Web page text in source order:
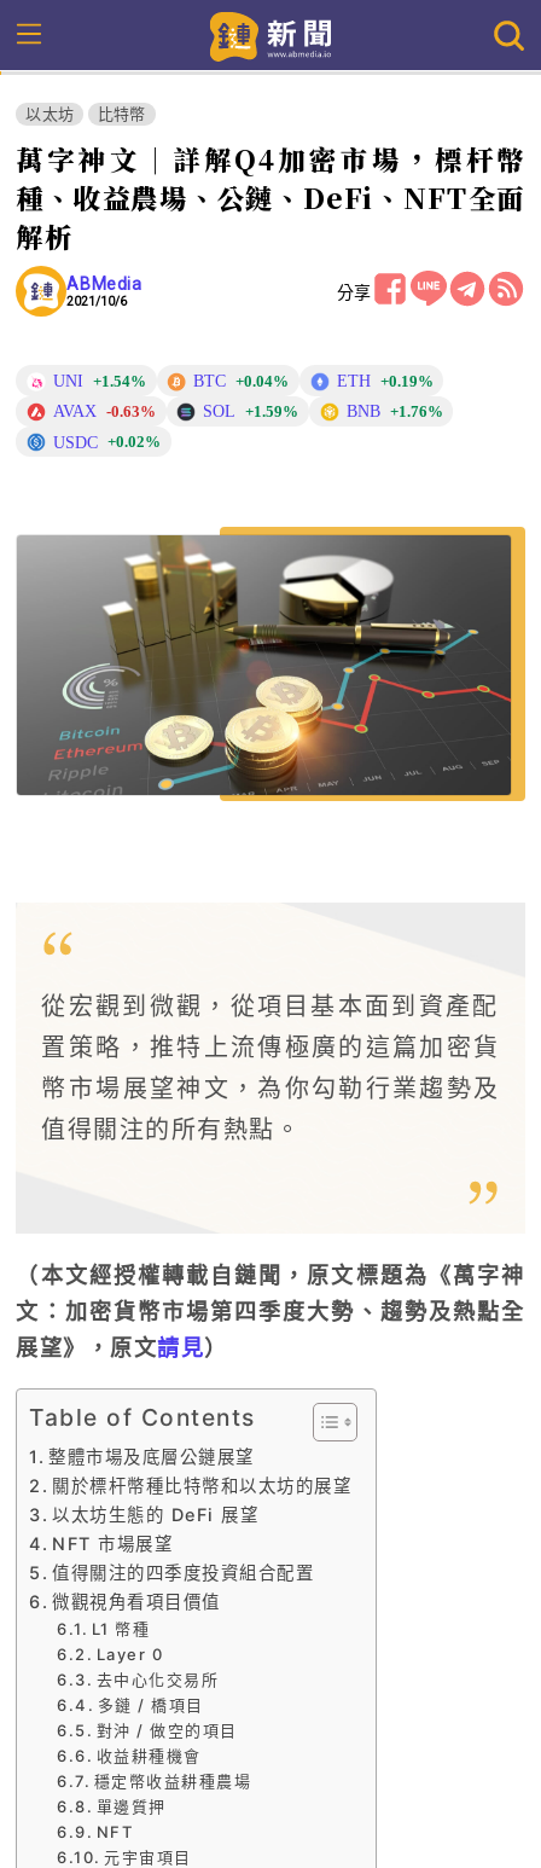
以太坊 比特幣
萬字神文｜詳解Q4加密市場，標杆幣
種、收益農場、公鏈、DeFi、NFT全面
解析
ABMedia
2021/10/6 分享
UNI +1.54% BTC +0.04% ETH +0.19%
AVAX -0.63% SOL +1.59% BNB +1.76%
USDC +0.02%
從宏觀到微觀，從項目基本面到資產配
置策略，推特上流傳極廣的這篇加密貨
幣市場展望神文，為你勾勒行業趨勢及
值得關注的所有熱點。
（本文經授權轉載自鏈聞，原文標題為《萬字神
文：加密貨幣市場第四季度大勢、趨勢及熱點全
展望》，原文請見）
Table of Contents
整體市場及底層公鏈展望
關於標杆幣種比特幣和以太坊的展望
以太坊生態的 DeFi 展望
NFT 市場展望
值得關注的四季度投資組合配置
微觀視角看項目價值
L1 幣種
Layer 0
去中心化交易所
多鏈 / 橋項目
對沖 / 做空的項目
收益耕種機會
穩定幣收益耕種農場
單邊質押
NFT
元宇宙項目